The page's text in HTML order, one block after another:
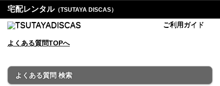
宅配レンタル（TSUTAYA DISCAS）
ご利用ガイド
よくある質問TOPへ
よくある質問 検索